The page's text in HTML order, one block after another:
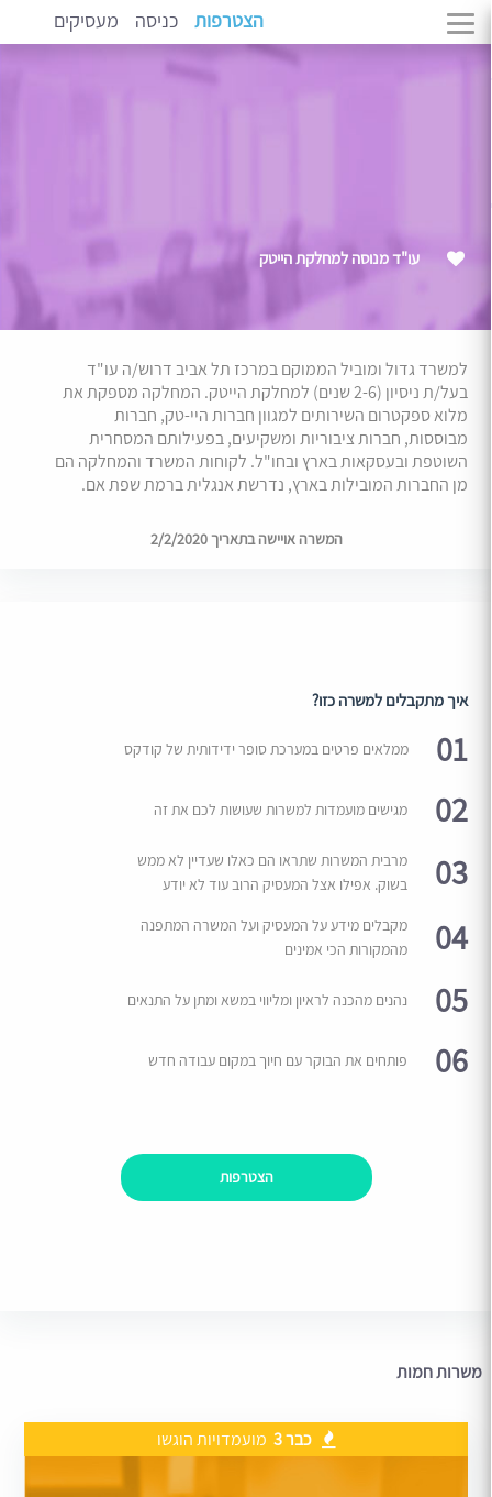
הצטרפות כניסה מעסיקים
עו"ד מנוסה למחלקת הייטק
למשרד גדול ומוביל הממוקם במרכז תל אביב דרוש/ה עו"ד
בעל/ת ניסיון (2-6 שנים) למחלקת הייטק. המחלקה מספקת את
מלוא ספקטרום השירותים למגוון חברות היי-טק, חברות
מבוססות, חברות ציבוריות ומשקיעים, בפעילותם המסחרית
השוטפת ובעסקאות בארץ ובחו"ל. לקוחות המשרד והמחלקה הם
מן החברות המובילות בארץ, נדרשת אנגלית ברמת שפת אם.
המשרה אויישה בתאריך 2/2/2020
איך מתקבלים למשרה כזו?
01 ממלאים פרטים במערכת סופר ידידותית של קודקס
02 מגישים מועמדות למשרות שעושות לכם את זה
03
מרבית המשרות שתראו הם כאלו שעדיין לא ממש
בשוק. אפילו אצל המעסיק הרוב עוד לא יודע
04
מקבלים מידע על המעסיק ועל המשרה המתפנה
מהמקורות הכי אמינים
05 נהנים מהכנה לראיון ומליווי במשא ומתן על התנאים
06 פותחים את הבוקר עם חיוך במקום עבודה חדש
הצטרפות
משרות חמות
כבר 3 מועמדויות הוגשו